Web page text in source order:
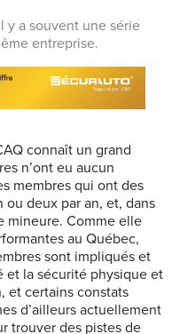
y a souvent une série
entreprise.
connaît un grand
n’ont eu aucun
membres qui ont des
deux par an, et, dans
mineure. Comme elle
au Québec,
sont impliqués et
et la sécurité physique et
et certains constats
d’ailleurs actuellement
trouver des pistes de